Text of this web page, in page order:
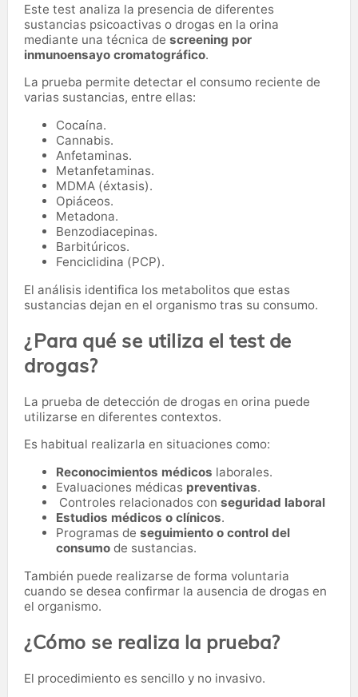
Este test analiza la presencia de diferentes
sustancias psicoactivas o drogas en la orina
mediante una técnica de screening por
inmunoensayo cromatográfico.
La prueba permite detectar el consumo reciente de
varias sustancias, entre ellas:
Cocaína.
Cannabis.
Anfetaminas.
Metanfetaminas.
MDMA (éxtasis).
Opiáceos.
Metadona.
Benzodiacepinas.
Barbitúricos.
Fenciclidina (PCP).
El análisis identifica los metabolitos que estas
sustancias dejan en el organismo tras su consumo.
¿Para qué se utiliza el test de
drogas?
La prueba de detección de drogas en orina puede
utilizarse en diferentes contextos.
Es habitual realizarla en situaciones como:
Reconocimientos médicos laborales.
Evaluaciones médicas preventivas.
Controles relacionados con seguridad laboral
Estudios médicos o clínicos.
Programas de seguimiento o control del
consumo de sustancias.
También puede realizarse de forma voluntaria
cuando se desea confirmar la ausencia de drogas en
el organismo.
¿Cómo se realiza la prueba?
El procedimiento es sencillo y no invasivo.